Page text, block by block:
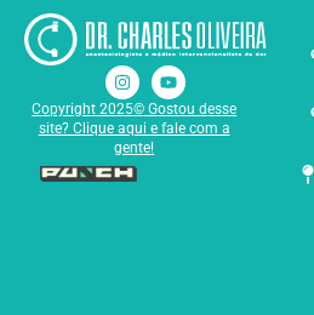
Copyright 2025© Gostou desse
site? Clique aqui e fale com a
gente!